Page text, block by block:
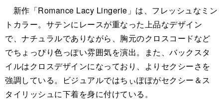
新作「Romance Lacy Lingerie」は、フレッシュなミン
トカラー。サテンにレースが重なった上品なデザイン
で、ナチュラルでありながら、胸元のクロスコードなど
でちょっぴり色っぽい雰囲気を演出。また、バックスタ
イルはクロスデザインになっており、よりセクシーさを
強調している。ビジュアルではちぃぽぽがセクシー＆ス
タイリッシュに下着を身に付けている。